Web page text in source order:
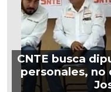
CNTE busca
personales, no